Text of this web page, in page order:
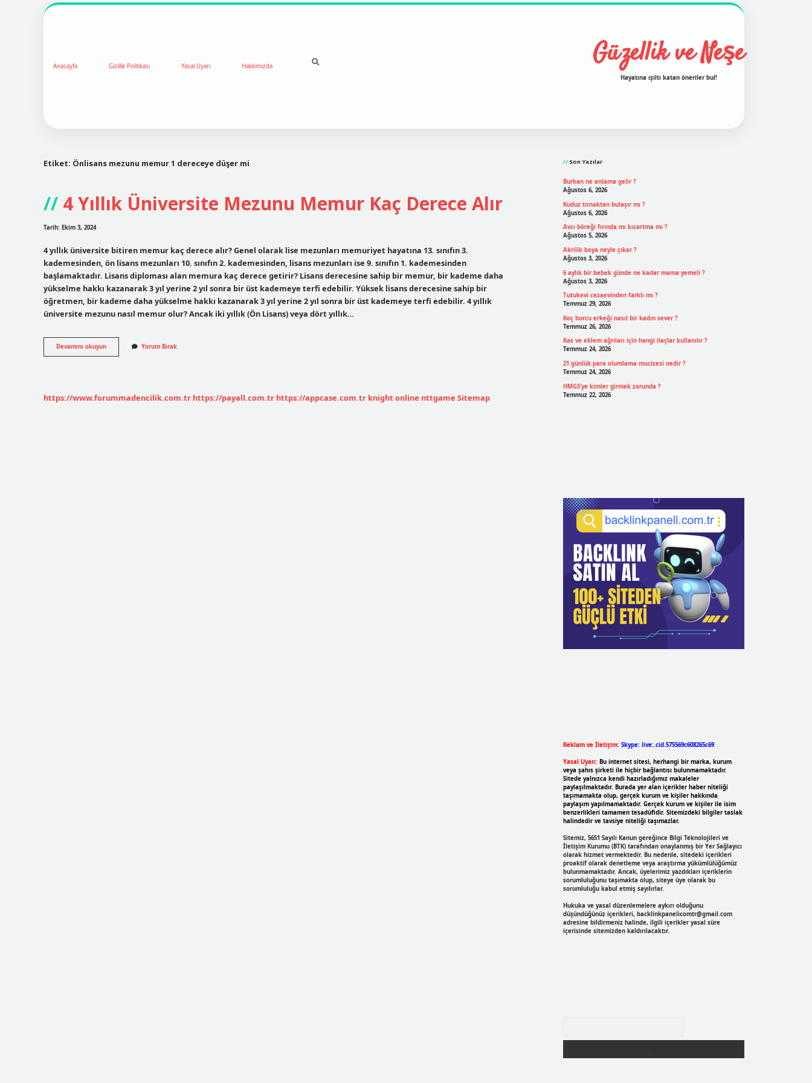
Anasayfa Gizlilik Politikası Yasal Uyarı Hakkımızda Güzellik ve Neşe
Hayatına ışıltı katan öneriler bul!
Etiket: Önlisans mezunu memur 1 dereceye düşer mi
4 Yıllık Üniversite Mezunu Memur Kaç Derece Alır
Tarih: Ekim 3, 2024
4 yıllık üniversite bitiren memur kaç derece alır? Genel olarak lise mezunları memuriyet hayatına 13. sınıfın 3.
kademesinden, ön lisans mezunları 10. sınıfın 2. kademesinden, lisans mezunları ise 9. sınıfın 1. kademesinden
başlamaktadır. Lisans diploması alan memura kaç derece getirir? Lisans derecesine sahip bir memur, bir kademe daha
yükselme hakkı kazanarak 3 yıl yerine 2 yıl sonra bir üst kademeye terfi edebilir. Yüksek lisans derecesine sahip bir
öğretmen, bir kademe daha yükselme hakkı kazanarak 3 yıl yerine 2 yıl sonra bir üst kademeye terfi edebilir. 4 yıllık
üniversite mezunu nasıl memur olur? Ancak iki yıllık (Ön Lisans) veya dört yıllık…
Devamını okuyun4
Yıllık
Derece
Yorum Bırak
https://www.forummadencilik.com.tr https://payall.com.tr https://appcase.com.tr knight online nttgame Sitemap
Son Yazılar
Burkan ne anlama gelir ?
Ağustos 6, 2026
Kuduz tırnaktan bulaşır mı ?
Ağustos 6, 2026
Avcı böreği fırında mı kızartma mı ?
Ağustos 5, 2026
Akrilik boya neyle çıkar ?
Ağustos 3, 2026
6 aylık bir bebek günde ne kadar mama yemeli ?
Ağustos 3, 2026
Tutukevi cezaevinden farklı mı ?
Temmuz 29, 2026
Koç burcu erkeği nasıl bir kadın sever ?
Temmuz 26, 2026
Kas ve eklem ağrıları için hangi ilaçlar kullanılır ?
Temmuz 24, 2026
21 günlük para olumlama mucizesi nedir ?
Temmuz 24, 2026
HMGS’ye kimler girmek zorunda ?
Temmuz 22, 2026
Reklam ve İletişim: Skype: live:.cid.575569c608265c69
Yasal Uyarı: Bu internet sitesi, herhangi bir marka, kurum
veya şahıs şirketi ile hiçbir bağlantısı bulunmamaktadır.
Sitede yalnızca kendi hazırladığımız makaleler
paylaşılmaktadır. Burada yer alan içerikler haber niteliği
taşımamakta olup, gerçek kurum ve kişiler hakkında
paylaşım yapılmamaktadır. Gerçek kurum ve kişiler ile isim
benzerlikleri tamamen tesadüfidir. Sitemizdeki bilgiler taslak
halindedir ve tavsiye niteliği taşımazlar.
Sitemiz, 5651 Sayılı Kanun gereğince Bilgi Teknolojileri ve
İletişim Kurumu (BTK) tarafından onaylanmış bir Yer Sağlayıcı
olarak hizmet vermektedir. Bu nedenle, sitedeki içerikleri
proaktif olarak denetleme veya araştırma yükümlülüğümüz
bulunmamaktadır. Ancak, üyelerimiz yazdıkları içeriklerin
sorumluluğunu taşımakta olup, siteye üye olarak bu
sorumluluğu kabul etmiş sayılırlar.
Hukuka ve yasal düzenlemelere aykırı olduğunu
düşündüğünüz içerikleri, backlinkpanelicomtr@gmail.com
adresine bildirmeniz halinde, ilgili içerikler yasal süre
içerisinde sitemizden kaldırılacaktır.